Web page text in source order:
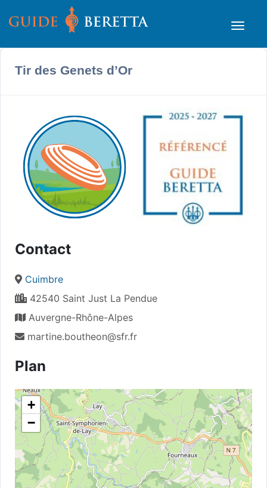
Tir des Genets d’Or
Contact
Cuimbre
42540 Saint Just La Pendue
Auvergne-Rhône-Alpes
martine.boutheon@sfr.fr
Plan
+
−